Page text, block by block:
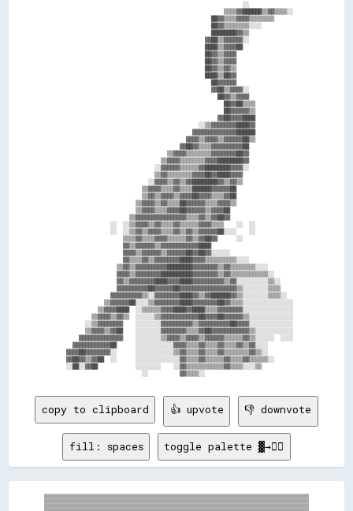
                                                          ░░
                                                    ▒▒▒▒▓▓██████▒▒▓▓▒▒▒▒░░
                                                ██▓▓▒▒▒▒▓▓▓▓▒▒▒▒▒▒▒▒
                                                ██▓▓▒▒▒▒▒▒▒▒░░░░
                                                ████████▓▓▒▒
                                              ▓▓██▒▒▓▓▓▓▓▓░░
                                              ████▒▒▓▓▓▓██
                                              ██▓▓▒▒▓▓▓▓
                                              ██▓▓▒▒▓▓▓▓
                                              ██▓▓▒▒▓▓▒▒
                                              ████▒▒██▓▓
                                                ██▓▓▓▓▓▓
                                                ▓▓██▒▒▓▓▓▓░░
                                                  ██▓▓▒▒▓▓▓▓
                                                    ██▓▓██▒▒▒▒
                                                    ██▓▓▓▓▓▓▒▒
                                                  ▓▓██▓▓▓▓████
                                            ░░▒▒▓▓▓▓▓▓▓▓████▓▓
                                          ▓▓▓▓▓▓▓▓▓▓▓▓▓▓██████
                                        ▓▓▓▓▒▒▓▓▓▓▒▒▓▓▓▓▓▓██▒▒
                                      ▓▓██▓▓▒▒▒▒▓▓▓▓▓▓▓▓▓▓██
                                  ▒▒▓▓▓▓▒▒▒▒▒▒▒▒▓▓▓▓▓▓▓▓██▓▓
                                ▒▒▓▓▓▓▒▒▒▒▒▒▒▒▓▓▓▓████████▓▓
                              ░░▓▓▓▓▓▓▒▒▒▒▒▒▓▓████████▓▓▓▓░░
                              ▒▒▓▓▒▒▒▒▒▒▒▒▓▓▓▓██▓▓████▓▓▓▓
                            ░░▓▓▓▓▒▒▓▓▒▒▓▓████████▓▓▒▒▓▓▒▒
                          ▒▒▓▓▓▓▒▒▒▒▓▓▒▒▒▒██████▓▓▓▓▓▓██
                          ▒▒▓▓▒▒▓▓▓▓▒▒▓▓▓▓██▓▓▓▓▒▒▒▒▓▓██
                        ▒▒▓▓▓▓▒▒▓▓▒▒▒▒██▓▓▓▓▓▓▒▒▒▒▓▓▓▓▒▒
                        ▒▒▓▓▓▓▒▒▒▒▓▓▓▓██▓▓▓▓▓▓▒▒▓▓▓▓██
                      ▒▒▓▓▓▓▓▓▓▓▓▓▓▓▓▓▓▓▒▒▒▒▓▓▒▒▓▓██▓▓
                ░░  ░░▒▒▓▓▓▓▒▒▓▓▒▒▒▒▓▓▒▒▒▒▒▒▓▓▓▓▒▒▒▒    ░░  ░░
                ░░  ░░▒▒▓▓▒▒▓▓▓▓▒▒▒▒▓▓▒▒▓▓▒▒▓▓▓▓▓▓██░░░░    ░░
                    ▒▒▒▒▓▓▒▒▒▒▓▓▓▓▒▒▒▒▒▒▓▓▒▒▓▓██▓▓      ░░
                    ▓▓▒▒▓▓▓▓▓▓▒▒▓▓▓▓▓▓▓▓▓▓▓▓████
                    ▓▓▓▓▒▒▓▓▓▓▓▓▒▒▓▓▓▓▓▓██▓▓██▓▓░░░░░░
                    ▓▓▒▒▒▒▓▓▒▒▓▓▓▓▓▓▓▓████▓▓▓▓▒▒▒▒▒▒▒▒▒▒░░░░
                  ▒▒▓▓▒▒▓▓▓▓▓▓▓▓▓▓████████▓▓▓▓▓▓▓▓▒▒▓▓▒▒▒▒▒▒▒▒░░░░
                  ▓▓▓▓▒▒▓▓▓▓▓▓▓▓██████████▓▓▓▓▓▓▓▓▒▒▓▓▒▒▒▒▒▒▒▒▒▒▒▒░░
                  ▓▓▒▒▓▓▓▓▓▓▓▓████▓▓▓▓████▓▓▓▓▓▓▓▓▓▓▒▒▓▓░░░░░░░░░░▒▒░░
                  ▓▓▓▓▓▓▓▓▓▓██▓▓▓▓▓▓██▓▓▓▓▓▓▓▓▓▓▓▓▓▓▓▓▓▓▒▒░░░░░░░░▒▒▒▒
                ▓▓▓▓▓▓▓▓▓▓▒▒░░▓▓▓▓▓▓▓▓████▓▓▒▒▓▓██████▓▓▒▒░░░░░░░░▒▒▒▒░░
              ▒▒▓▓▓▓▓▓██░░░░▒▒▓▓▓▓▓▓▓▓████▓▓▓▓▓▓▓▓██▓▓▒▒▒▒░░░░░░░░░░░░░░░░
            ▒▒▓▓▓▓████  ░░▒▒▒▒▒▒▓▓▓▓████▓▓████▒▒▒▒▓▓▓▓▓▓▓▓░░░░░░░░░░░░░░░░
          ▒▒▓▓▓▓▒▒▓▓▒▒  ░░░░░░▒▒▓▓▓▓▓▓▓▓▓▓▓▓██▓▓▓▓██▓▓▓▓▓▓▒▒░░░░░░░░░░░░░░
        ░░▒▒▓▓▓▓▓▓▓▓    ░░░░░░░░▓▓▓▓▓▓▓▓▓▓▒▒▓▓▓▓▓▓▓▓▓▓██▓▓▓▓░░░░░░░░░░░░░░
        ▒▒▓▓▓▓▒▒▓▓██    ░░░░░░░░▓▓▓▓▓▓▓▓▒▒▒▒▓▓██▓▓▓▓▓▓▓▓▓▓▓▓▒▒░░░░░░░░░░░░
      ▓▓▓▓▓▓▓▓▓▓▓▓▓▓    ░░░░░░░░▒▒▓▓▓▓▒▒▓▓▓▓▒▒▓▓▓▓▓▓▒▒▒▒▒▒▓▓▒▒░░░░░░  ░░░░
    ▓▓▓▓▓▓▓▓▓▓▓▓██      ░░░░░░░░░░░░▓▓▓▓▒▒▒▒▓▓▒▒▒▒▓▓▒▒▒▒▓▓▒▒▓▓░░░░
  ▓▓▓▓██▓▓▓▓▓▓▓▓░░      ░░░░░░░░░░░░▒▒▓▓▒▒▒▒▓▓▒▒▒▒▓▓▒▒▒▒▒▒▒▒▓▓▒▒░░
  ▓▓██▓▓▒▒▓▓██  ░░      ░░░░░░░░░░░░░░▓▓▒▒▒▒▓▓▒▒▒▒▒▒▓▓▒▒▒▒▓▓▒▒▒▒▒▒░░
  ░░██░░▓▓██            ░░░░░░░░    ░░▓▓▒▒▒▒▒▒▒▒▒▒▒▒▓▓▒▒▒▒░░░░▒▒
copy to clipboard 👍 upvote 👎 downvote
fill: spaces toggle palette ▓→✊🏽
▒▒▒▒▒▒▒▒▒▒▒▒▒▒▒▒▒▒▒▒▒▒▒▒▒▒▒▒▒▒▒▒▒▒▒▒▒▒▒▒▒▒▒▒▒▒▒▒▒▒▒▒▒▒▒▒▒▒▒▒▒▒▒▒▒▒▒▒▒▒▒▒▒▒▒▒▒▒▒▒▒▒▒▒▒▒▒▒▒▒▒▒▒▒▒▒▒▒▒▒▒▒▒▒▒▒▒▒▒▒▒▒